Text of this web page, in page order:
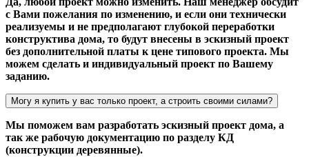
с Вами пожелания по изменению, и если они технически
реализуемы и не предполагают глубокой переработки
конструктива дома, то будут внесены в эскизный проект
без дополнительной платы к цене типового проекта. Мы
можем сделать и индивидуальный проект по Вашему
заданию.
Могу я купить у вас только проект, а строить своими силами?
Мы поможем вам разработать эскизный проект дома, а
так же рабочую документацию по разделу КД
(конструкции деревянные).